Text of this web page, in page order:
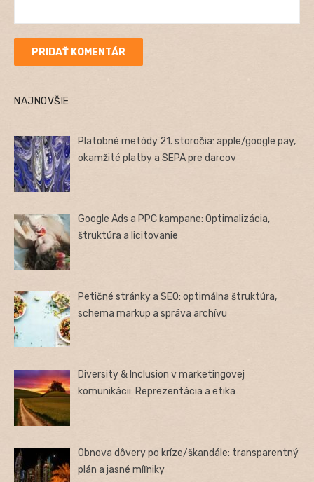
NAJNOVŠIE
Platobné metódy 21. storočia: apple/google pay,
okamžité platby a SEPA pre darcov
Google Ads a PPC kampane: Optimalizácia,
štruktúra a licitovanie
Petičné stránky a SEO: optimálna štruktúra,
schema markup a správa archívu
Diversity & Inclusion v marketingovej
komunikácii: Reprezentácia a etika
Obnova dôvery po kríze/škandále: transparentný
plán a jasné míľniky